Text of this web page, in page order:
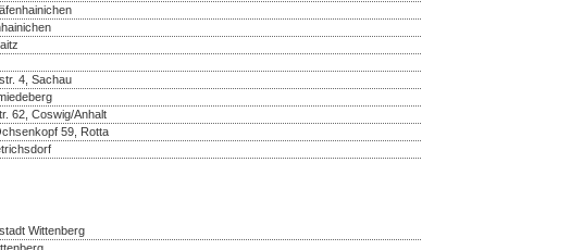
4, Sachau
62, Coswig/Anhalt
59, Rotta
Wittenberg